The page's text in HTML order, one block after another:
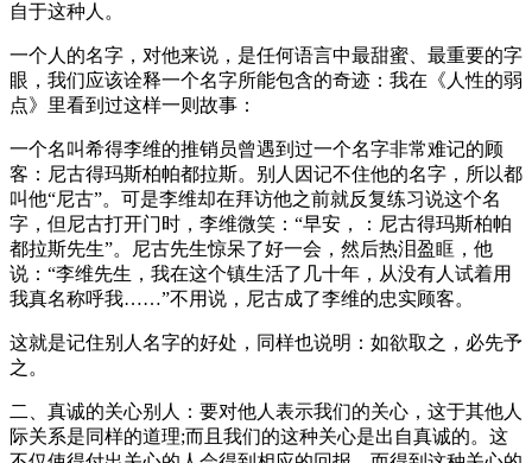
自于这种人。
一个人的名字，对他来说，是任何语言中最甜蜜、最重要的字
眼，我们应该诠释一个名字所能包含的奇迹：我在《人性的弱
点》里看到过这样一则故事：
一个名叫希得李维的推销员曾遇到过一个名字非常难记的顾
客：尼古得玛斯柏帕都拉斯。别人因记不住他的名字，所以都
叫他“尼古”。可是李维却在拜访他之前就反复练习说这个名
字，但尼古打开门时，李维微笑：“早安，：尼古得玛斯柏帕
都拉斯先生”。尼古先生惊呆了好一会，然后热泪盈眶，他
说：“李维先生，我在这个镇生活了几十年，从没有人试着用
我真名称呼我……”不用说，尼古成了李维的忠实顾客。
这就是记住别人名字的好处，同样也说明：如欲取之，必先予
之。
二、真诚的关心别人：要对他人表示我们的关心，这于其他人
际关系是同样的道理;而且我们的这种关心是出自真诚的。这